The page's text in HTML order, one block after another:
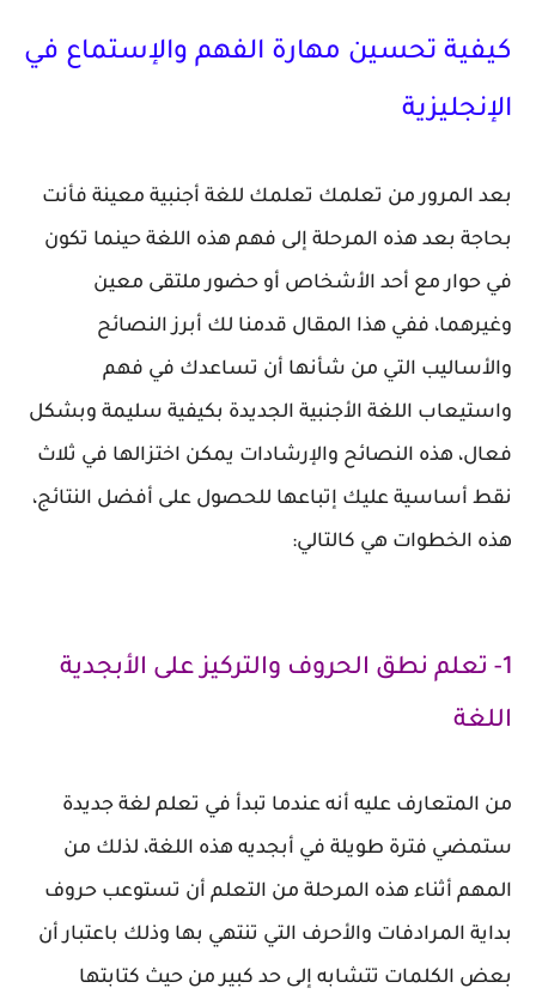
كيفية تحسين مهارة الفهم والإستماع في
الإنجليزية
بعد المرور من تعلمك تعلمك للغة أجنبية معينة فأنت
بحاجة بعد هذه المرحلة إلى فهم هذه اللغة حينما تكون
في حوار مع أحد الأشخاص أو حضور ملتقى معين
وغيرهما، ففي هذا المقال قدمنا لك أبرز النصائح
والأساليب التي من شأنها أن تساعدك في فهم
واستيعاب اللغة الأجنبية الجديدة بكيفية سليمة وبشكل
فعال، هذه النصائح والإرشادات يمكن اختزالها في ثلاث
نقط أساسية عليك إتباعها للحصول على أفضل النتائج،
هذه الخطوات هي كالتالي:
1- تعلم نطق الحروف والتركيز على الأبجدية
اللغة
من المتعارف عليه أنه عندما تبدأ في تعلم لغة جديدة
ستمضي فترة طويلة في أبجديه هذه اللغة، لذلك من
المهم أثناء هذه المرحلة من التعلم أن تستوعب حروف
بداية المرادفات والأحرف التي تنتهي بها وذلك باعتبار أن
بعض الكلمات تتشابه إلى حد كبير من حيث كتابتها